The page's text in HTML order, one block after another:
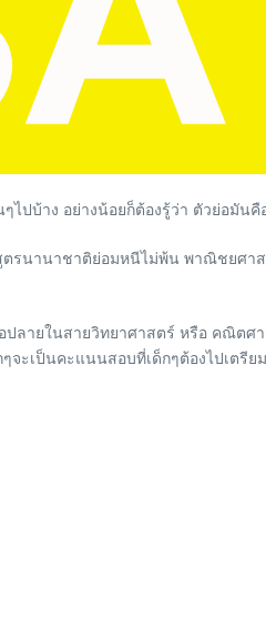
บ้าง อย่างน้อยก็ต้องรู้ว่า ตัวย่อมันคื
รนานาชาติย่อมหนีไม่พ้น พาณิชยศา
ลายในสายวิทยาศาสตร์ หรือ คณิตศ
เป็นคะแนนสอบที่เด็กๆต้องไปเตรีย